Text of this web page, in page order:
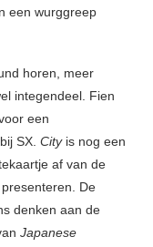
een wurggreep
horen, meer
integendeel. Fien
een
SX. Cityis nog een
af van de
De
denken aan de
Japanese